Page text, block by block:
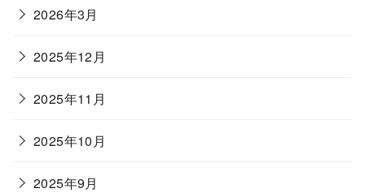
2026年3月
2025年12月
2025年11月
2025年10月
2025年9月